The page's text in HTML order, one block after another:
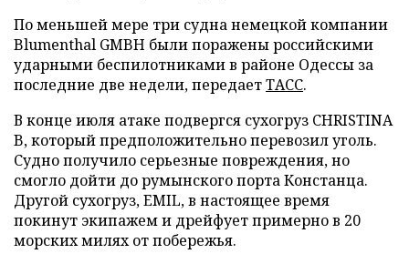
По меньшей мере три судна немецкой компании
Blumenthal GMBH были поражены российскими
ударными беспилотниками в районе Одессы за
последние две недели, передаетТАСС.
В конце июля атаке подвергся сухогруз CHRISTINA
B, который предположительно перевозил уголь.
Судно получило серьезные повреждения, но
смогло дойти до румынского порта Констанца.
Другой сухогруз, EMIL, в настоящее время
покинут экипажем и дрейфует примерно в 20
морских милях от побережья.